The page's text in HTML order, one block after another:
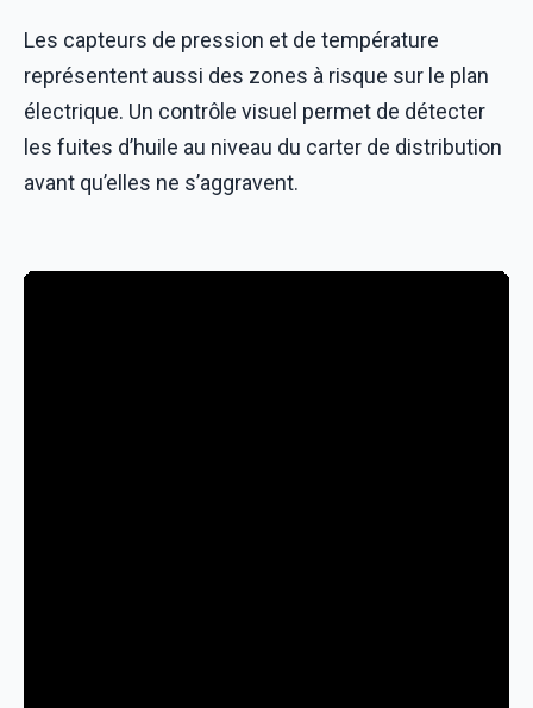
Les capteurs de pression et de température
représentent aussi des zones à risque sur le plan
électrique. Un contrôle visuel permet de détecter
les fuites d’huile au niveau du carter de distribution
avant qu’elles ne s’aggravent.